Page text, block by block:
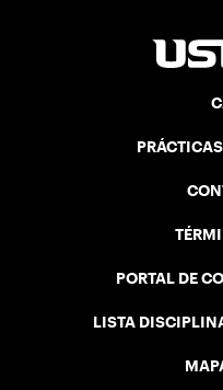
PORTAL DE
LISTA